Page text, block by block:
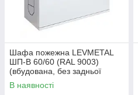
Шафа пожежна LEVMETAL
ШП-В 60/60 (RAL 9003)
(вбудована, без задньої
стінки, біла, 600х600х230 мм)
В наявності